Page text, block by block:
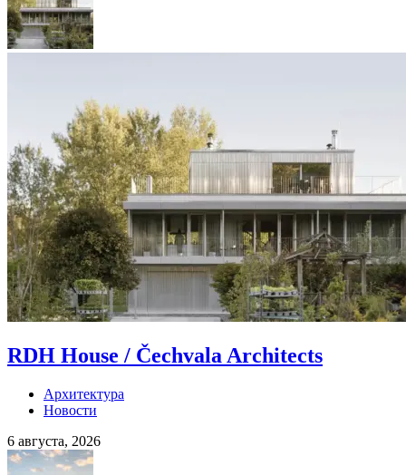
RDH House / Čechvala Architects
Архитектура
Новости
6 августа, 2026